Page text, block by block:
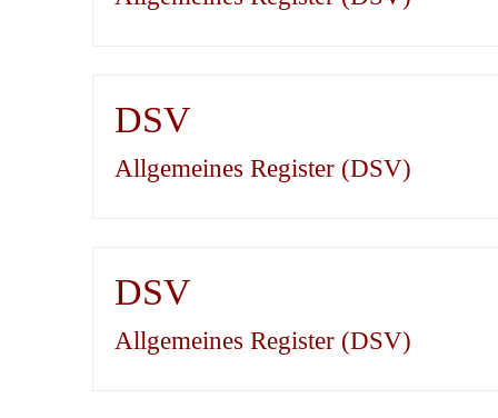
DSV
Allgemeines Register (DSV)
DSV
Allgemeines Register (DSV)